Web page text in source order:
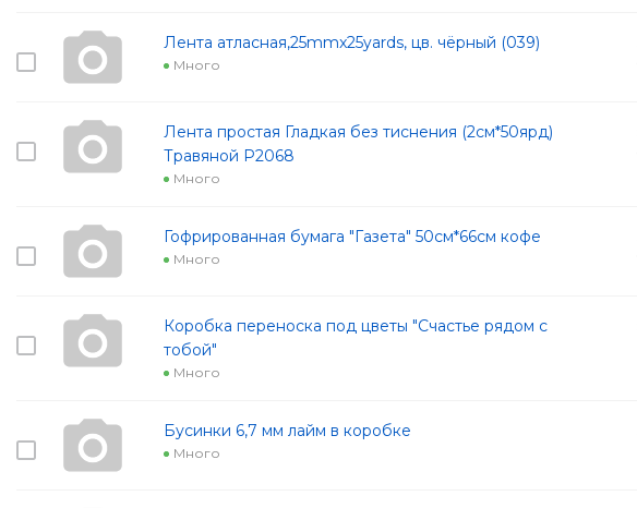
Лента атласная,25mmx25yards, цв. чёрный (039)
Много
Лента простая Гладкая без тиснения (2см*50ярд)
Травяной Р2068
Много
Гофрированная бумага "Газета" 50см*66см кофе
Много
Коробка переноска под цветы "Счастье рядом с
тобой"
Много
Бусинки 6,7 мм лайм в коробке
Много